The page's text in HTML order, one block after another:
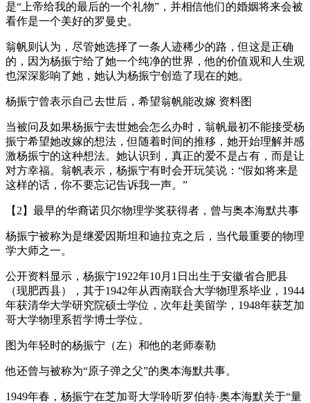
是“上帝给我的最后的一个礼物”，并相信他们的婚姻将来会被
看作是一个美好的罗曼史。
翁帆则认为，尽管她选择了一条人迹稀少的路，但这是正确
的，因为杨振宁给了她一个纯净的世界，他的价值观和人生观
也深深影响了她，她认为杨振宁创造了现在的她。
杨振宁曾表示自己去世后，希望翁帆能改嫁 资料图
当被问及如果杨振宁去世她会怎么办时，翁帆最初不能接受杨
振宁希望她改嫁的想法，但随着时间的推移，她开始理解并感
激杨振宁的这种想法。她认识到，真正的爱不是占有，而是让
对方幸福。翁帆表示，杨振宁有时会开玩笑说：“假如将来是
这样的话，你不要忘记告诉我一声。”
【2】最早的华裔诺贝尔物理学奖获得者，曾与奥本海默共事
杨振宁被称为是继爱因斯坦和迪拉克之后，当代最重要的物理
学大师之一。
公开资料显示，杨振宁1922年10月1日出生于安徽省合肥县
（现肥西县），其于1942年从西南联合大学物理系毕业，1944
年获清华大学研究院硕士学位，次年赴美留学，1948年获芝加
哥大学物理系哲学博士学位。
图为年轻时的杨振宁（左）和他的老师泰勒
他还曾与被称为“原子弹之父”的奥本海默共事。
1949年春，杨振宁在芝加哥大学聆听罗伯特·奥本海默关于“量